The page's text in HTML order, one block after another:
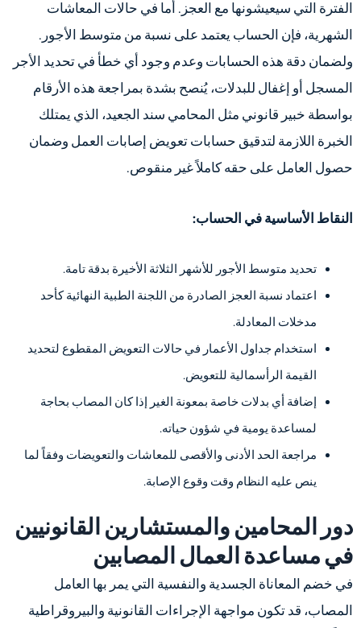
الفترة التي سيعيشونها مع العجز. أما في حالات المعاشات
الشهرية، فإن الحساب يعتمد على نسبة من متوسط الأجور.
ولضمان دقة هذه الحسابات وعدم وجود أي خطأ في تحديد الأجر
المسجل أو إغفال للبدلات، يُنصح بشدة بمراجعة هذه الأرقام
بواسطة خبير قانوني مثل المحامي سند الجعيد، الذي يمتلك
الخبرة اللازمة لتدقيق حسابات تعويض إصابات العمل وضمان
حصول العامل على حقه كاملاً غير منقوص.
النقاط الأساسية في الحساب:
تحديد متوسط الأجور للأشهر الثلاثة الأخيرة بدقة تامة.
اعتماد نسبة العجز الصادرة من اللجنة الطبية النهائية كأحد
مدخلات المعادلة.
استخدام جداول الأعمار في حالات التعويض المقطوع لتحديد
القيمة الرأسمالية للتعويض.
إضافة أي بدلات خاصة بمعونة الغير إذا كان المصاب بحاجة
لمساعدة يومية في شؤون حياته.
مراجعة الحد الأدنى والأقصى للمعاشات والتعويضات وفقاً لما
ينص عليه النظام وقت وقوع الإصابة.
دور المحامين والمستشارين القانونيين
في مساعدة العمال المصابين
في خضم المعاناة الجسدية والنفسية التي يمر بها العامل
المصاب، قد تكون مواجهة الإجراءات القانونية والبيروقراطية